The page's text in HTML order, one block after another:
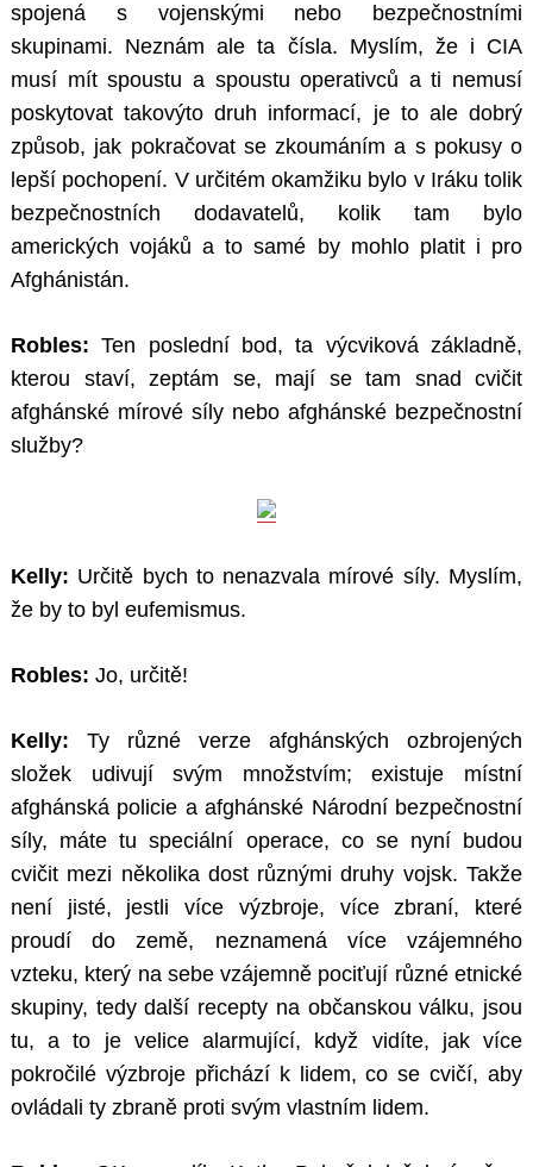
spojená s vojenskými nebo bezpečnostními
skupinami. Neznám ale ta čísla. Myslím, že i CIA
musí mít spoustu a spoustu operativců a ti nemusí
poskytovat takovýto druh informací, je to ale dobrý
způsob, jak pokračovat se zkoumáním a s pokusy o
lepší pochopení. V určitém okamžiku bylo v Iráku tolik
bezpečnostních dodavatelů, kolik tam bylo
amerických vojáků a to samé by mohlo platit i pro
Afghánistán.
Robles: Ten poslední bod, ta výcviková základně,
kterou staví, zeptám se, mají se tam snad cvičit
afghánské mírové síly nebo afghánské bezpečnostní
služby?
Kelly: Určitě bych to nenazvala mírové síly. Myslím,
že by to byl eufemismus.
Robles: Jo, určitě!
Kelly: Ty různé verze afghánských ozbrojených
složek udivují svým množstvím; existuje místní
afghánská policie a afghánské Národní bezpečnostní
síly, máte tu speciální operace, co se nyní budou
cvičit mezi několika dost různými druhy vojsk. Takže
není jisté, jestli více výzbroje, více zbraní, které
proudí do země, neznamená více vzájemného
vzteku, který na sebe vzájemně pociťují různé etnické
skupiny, tedy další recepty na občanskou válku, jsou
tu, a to je velice alarmující, když vidíte, jak více
pokročilé výzbroje přichází k lidem, co se cvičí, aby
ovládali ty zbraně proti svým vlastním lidem.